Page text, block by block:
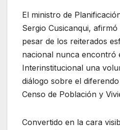
El ministro de
Sergio Cusicanqui,
pesar de los reiterados
nacional nunca encontró
Interinstitucional una
diálogo sobre el
Censo de Población y
Convertido en la cara